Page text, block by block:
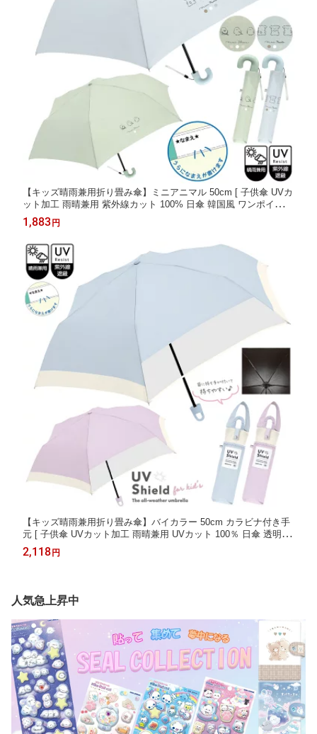
【キッズ晴雨兼用折り畳み傘】ミニアニマル 50cm [ 子供傘 UVカ
ット加工 雨晴兼用 紫外線カット 100% 日傘 韓国風 ワンポイント
かわいい 折畳 折りたたみ プードル シマエナガ コンパクト 常備
傘 小学生 中学生] sps
1,883 円
【キッズ晴雨兼用折り畳み傘】バイカラー 50cm カラビナ付き手
元 [ 子供傘 UVカット加工 雨晴兼用 UVカット 100％ 日傘 透明窓
付き 無地 シンプル くすみカラー 無地 かわいい 折畳 折りたたみ
常備傘 置き傘 小学生 中学生] sps
2,118 円
人気急上昇中